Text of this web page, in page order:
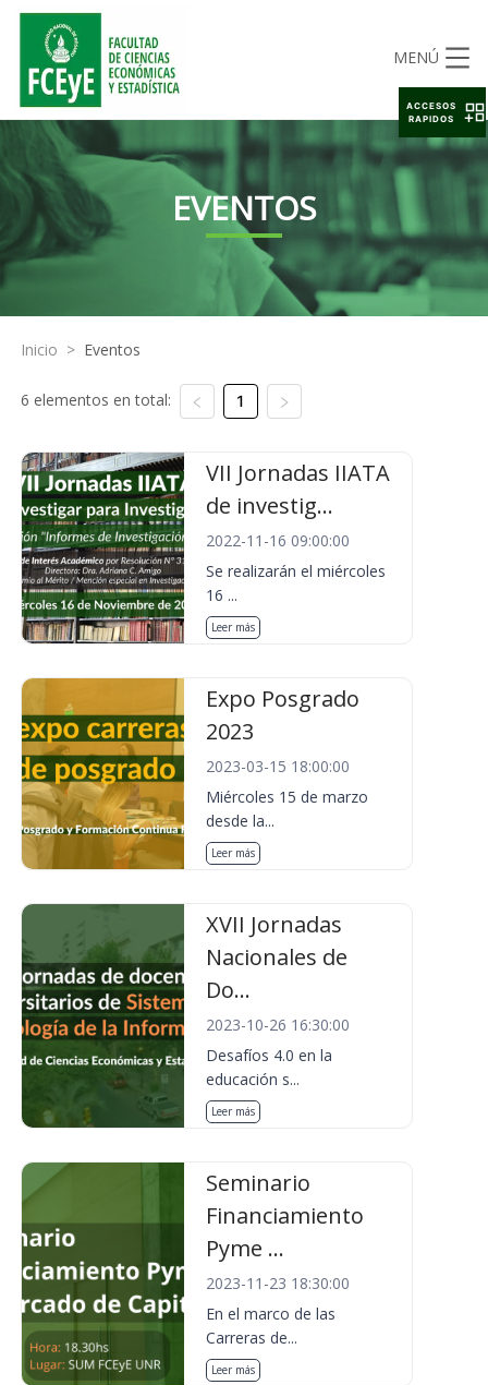
MENÚ
EVENTOS
Inicio > Eventos
6 elementos en total: 1
VII Jornadas IIATA
de investig...
2022-11-16 09:00:00
Se realizarán el miércoles
16 ...
Leer más
Expo Posgrado
2023
2023-03-15 18:00:00
Miércoles 15 de marzo
desde la...
Leer más
XVII Jornadas
Nacionales de
Do...
2023-10-26 16:30:00
Desafíos 4.0 en la
educación s...
Leer más
Seminario
Financiamiento
Pyme ...
2023-11-23 18:30:00
En el marco de las
Carreras de...
Leer más
ACCESOS
RAPIDOS